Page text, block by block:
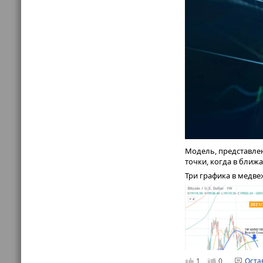
TKBна момент
инвестиций:
Модель,
точки, когда в
Три графика в
1 0